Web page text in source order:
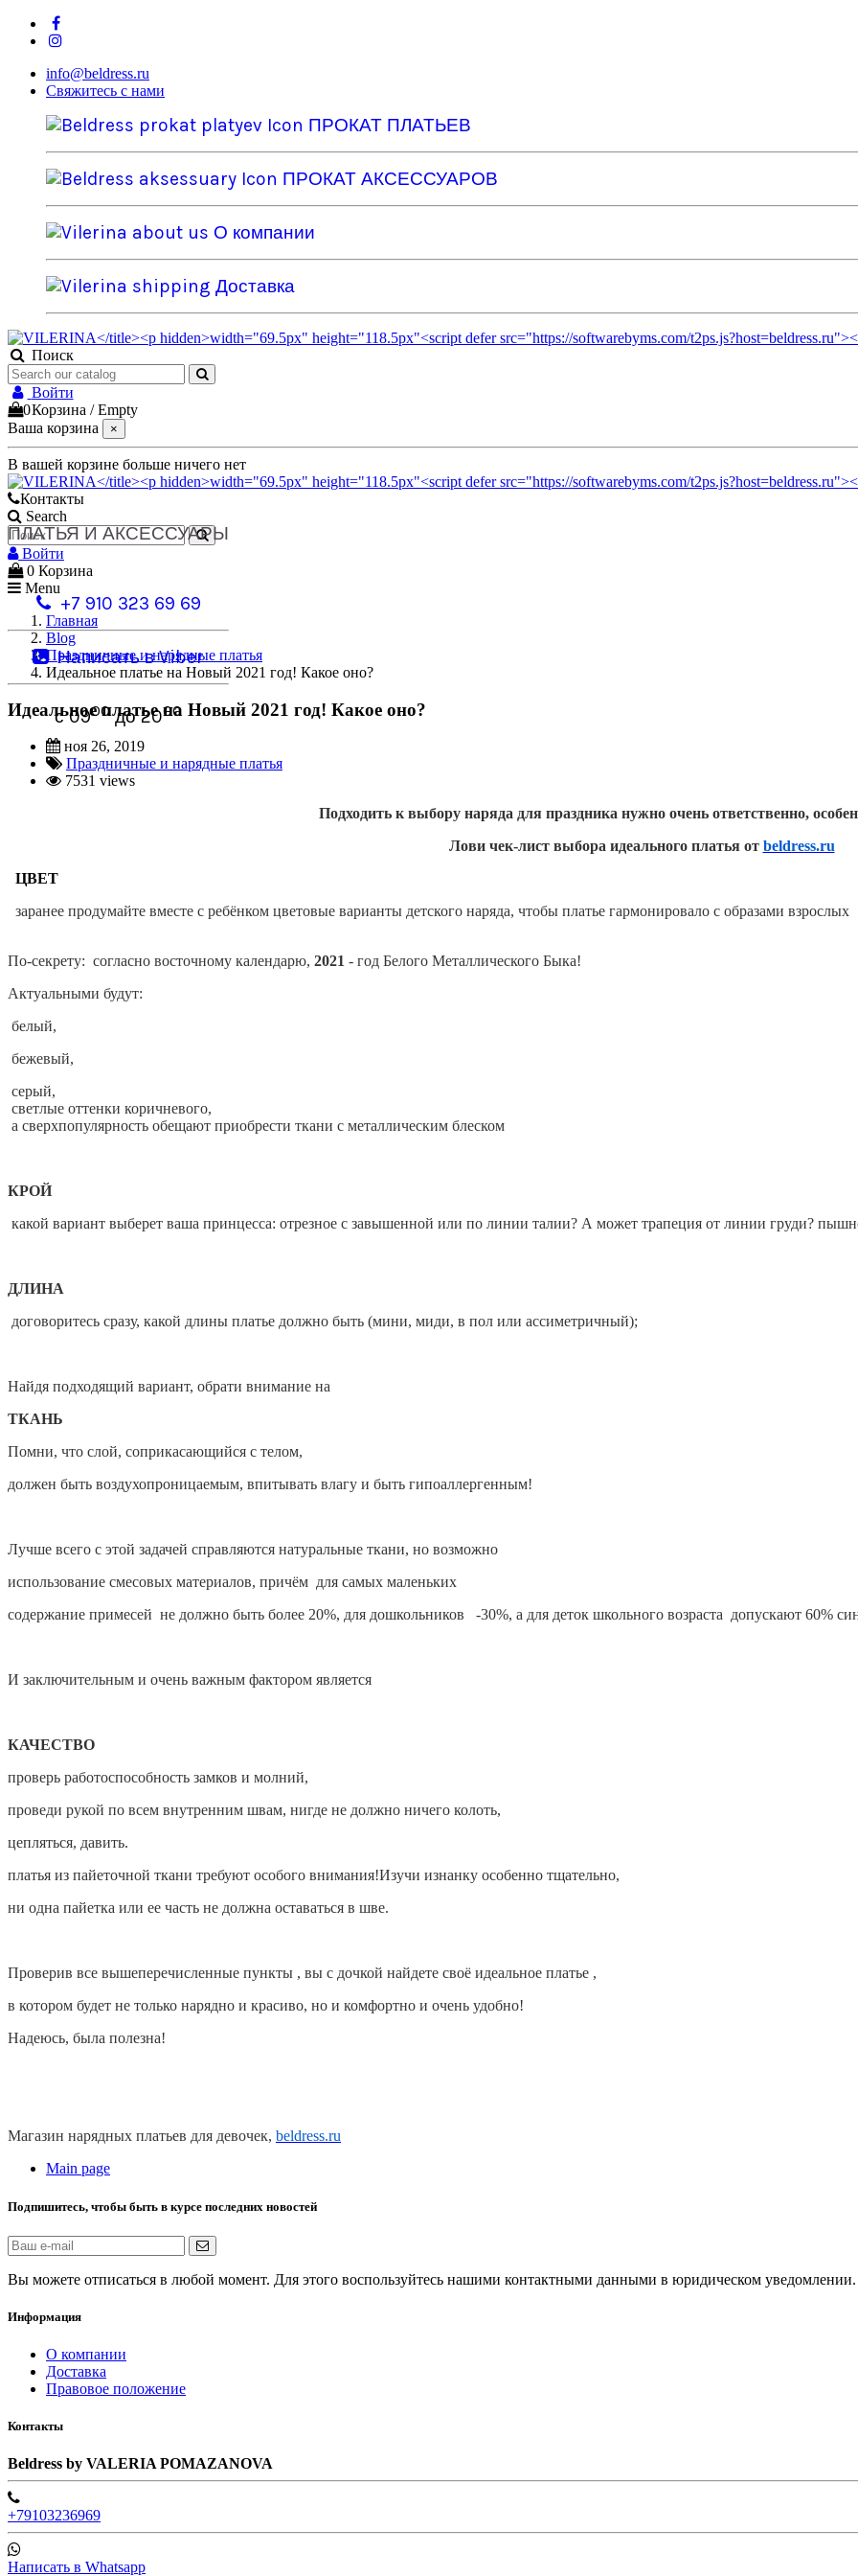
info@beldress.ru
Свяжитесь с нами
ПРОКАТ ПЛАТЬЕВ
ПРОКАТ АКСЕССУАРОВ
О компании
Доставка
Поиск
Войти
0Корзина /Empty
Ваша корзина
×
В вашей корзине больше ничего нет
Контакты
ПЛАТЬЯ И АКСЕССУАРЫ
+7 910 323 69 69
Написать в Viber
с 0900до 2000
Search
Войти
0 Корзина
Menu
Главная
Blog
Праздничные и нарядные платья
Идеальное платье на Новый 2021 год! Какое оно?
Идеальное платье на Новый 2021 год! Какое оно?
ноя 26, 2019
Праздничные и нарядные платья
7531 views
Подходить к выбору наряда для праздника нужно очень ответственно,
Лови чек-лист выбора идеального платья от beldress.ru
ЦВЕТ
заранее продумайте вместе с ребёнком цветовые варианты детского наряда, чтобы платье гармонировало с образами взрослых
По-секрету: согласно восточному календарю, 2021 - год Белого Металлического Быка!
Актуальными будут:
белый,
бежевый,
серый,
светлые оттенки коричневого,
а сверхпопулярность обещают приобрести ткани с металлическим блеском
КРОЙ
какой вариант выберет ваша принцесса: отрезное с завышенной или по линии талии? А может трапеция от линии груди?
ДЛИНА
договоритесь сразу, какой длины платье должно быть (мини, миди, в пол или ассиметричный);
Найдя подходящий вариант, обрати внимание на
ТКАНЬ
Помни, что слой, соприкасающийся с телом,
должен быть воздухопроницаемым, впитывать влагу и быть гипоаллергенным!
Лучше всего с этой задачей справляются натуральные ткани, но возможно
использование смесовых материалов, причём для самых маленьких
содержание примесей не должно быть более 20%, для дошкольников -30%, а для деток школьного возраста допускают 60%
И заключительным и очень важным фактором является
КАЧЕСТВО
проверь работоспособность замков и молний,
проведи рукой по всем внутренним швам, нигде не должно ничего колоть,
цепляться, давить.
платья из пайеточной ткани требуют особого внимания!Изучи изнанку особенно тщательно,
ни одна пайетка или ее часть не должна оставаться в шве.
Проверив все вышеперечисленные пункты , вы с дочкой найдете своё идеальное платье ,
в котором будет не только нарядно и красиво, но и комфортно и очень удобно!
Надеюсь, была полезна!
Магазин нарядных платьев для девочек, beldress.ru
Main page
Подпишитесь, чтобы быть в курсе последних новостей
Вы можете отписаться в любой момент. Для этого воспользуйтесь нашими контактными данными в юридическом уведомлении.
Информация
О компании
Доставка
Правовое положение
Контакты
Beldress by VALERIA POMAZANOVA
+79103236969
Написать в Whatsapp